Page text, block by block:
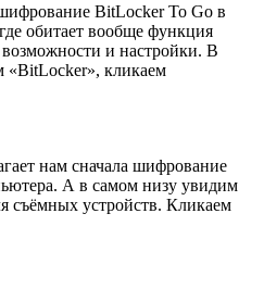
BitLocker To Go в
обитает вообще функция
и настройки. В
«BitLocker», кликаем
нам сначала шифрование
А в самом низу увидим
съёмных устройств. Кликаем